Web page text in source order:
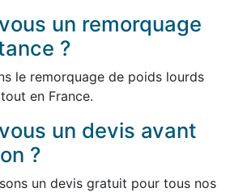
un remorquage
?
le remorquage de poids lourds
en France.
un devis avant
?
un devis gratuit pour tous nos